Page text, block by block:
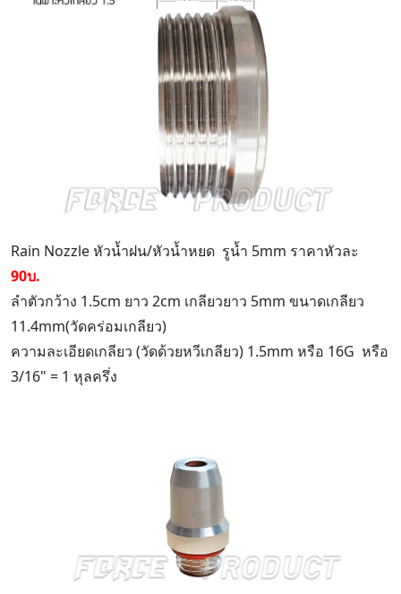
Rain Nozzle หัวน้ำฝน/หัวน้ำหยด รูน้ำ 5mm ราคาหัวละ
90บ.
ลำตัวกว้าง 1.5cm ยาว 2cm เกลียวยาว 5mm ขนาดเกลียว
11.4mm(วัดคร่อมเกลียว)
ความละเอียดเกลียว (วัดด้วยหวีเกลียว) 1.5mm หรือ 16G หรือ
3/16" = 1 หุลครึ่ง